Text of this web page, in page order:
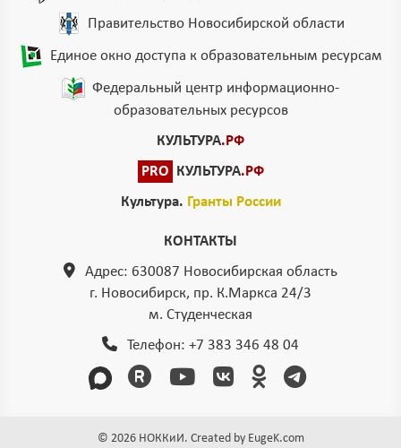
Правительство Новосибирской области
Единое окно доступа к образовательным ресурсам
Федеральный центр информационно-
образовательных ресурсов
КУЛЬТУРА.РФ
PRO
КУЛЬТУРА.РФ
Культура. Гранты России
КОНТАКТЫ
Адрес: 630087 Новосибирская область
г. Новосибирск, пр. К.Маркса 24/3
м. Студенческая
Телефон: +7 383 346 48 04
© 2026 НОККиИ. Created by EugeK.com